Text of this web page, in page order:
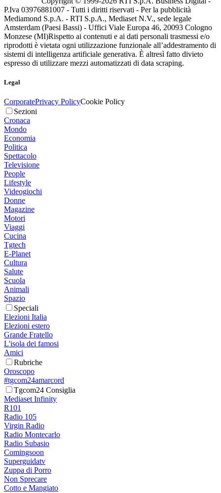
P.Iva 03976881007 - Tutti i diritti riservati - Per la pubblicità
Mediamond S.p.A. - RTI S.p.A., Mediaset N.V., sede legale
Amsterdam (Paesi Bassi) - Uffici Viale Europa 46, 20093 Cologno
Monzese (MI)Rispetto ai contenuti e ai dati personali trasmessi e/o
riprodotti è vietata ogni utilizzazione funzionale all’addestramento di
sistemi di intelligenza artificiale generativa. È altresì fatto divieto
espresso di utilizzare mezzi automatizzati di data scraping.
Legal
CorporatePrivacy PolicyCookie Policy
Sezioni
Cronaca
Mondo
Economia
Politica
Spettacolo
Televisione
People
Lifestyle
Videogiochi
Donne
Magazine
Motori
Viaggi
Cucina
Tgtech
E-Planet
Cultura
Salute
Scuola
Animali
Spazio
Speciali
Elezioni Italia
Elezioni estero
Grande Fratello
L'isola dei famosi
Amici
Rubriche
Oroscopo
#tgcom24amarcord
Tgcom24 Consiglia
Mediaset Infinity
R101
Radio 105
Virgin Radio
Radio Montecarlo
Radio Subasio
Comingsoon
Superguidatv
Zuppa di Porro
Non Sprecare
Cotto e Mangiato